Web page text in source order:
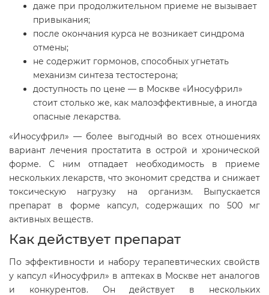
даже при продолжительном приеме не вызывает
привыкания;
после окончания курса не возникает синдрома
отмены;
не содержит гормонов, способных угнетать
механизм синтеза тестостерона;
доступность по цене — в Москве «Иносуфрил»
стоит столько же, как малоэффективные, а иногда
опасные лекарства.
«Иносуфрил» — более выгодный во всех отношениях
вариант лечения простатита в острой и хронической
форме. С ним отпадает необходимость в приеме
нескольких лекарств, что экономит средства и снижает
токсическую нагрузку на организм. Выпускается
препарат в форме капсул, содержащих по 500 мг
активных веществ.
Как действует препарат
По эффективности и набору терапевтических свойств
у капсул «Иносуфрил» в аптеках в Москве нет аналогов
и конкурентов. Он действует в нескольких